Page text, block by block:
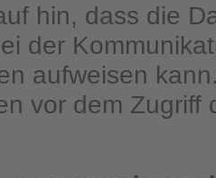
hin, dass die
der
aufweisen
vor dem Zugriff